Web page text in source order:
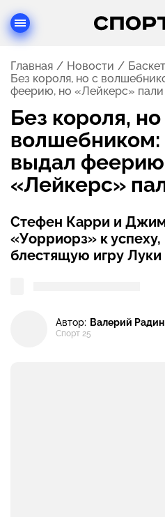
Главная Новости
Без короля, но с
феерию, но «Лейкерс»
Без короля, но
волшебником:
выдал
«Лейкерс»
Стефен Карри и
«Уорриорз» к
блестящую игру Луки
Автор: Валерий Радин
Спорт 25